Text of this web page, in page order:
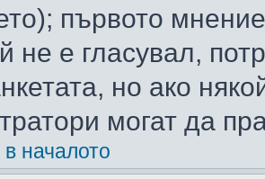
първото
не е гласувал,
но ако
могат да
началото